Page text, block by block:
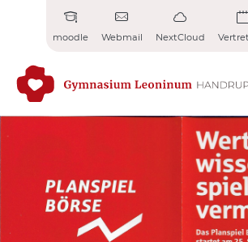
moodle Webmail NextCloud